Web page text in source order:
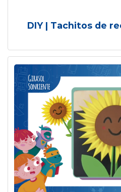
DIY | Tachitos de